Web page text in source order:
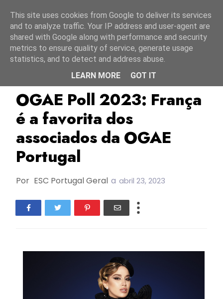
França La Zarra
OGAE Poll 2023: França
é a favorita dos
associados da OGAE
Portugal
Por ESC Portugal Geral a abril 23, 2023
This site uses cookies from Google to deliver its services
and to analyze traffic. Your IP address and user-agent are
shared with Google along with performance and security
metrics to ensure quality of service, generate usage
statistics, and to detect and address abuse.
LEARN MORE
GOT IT